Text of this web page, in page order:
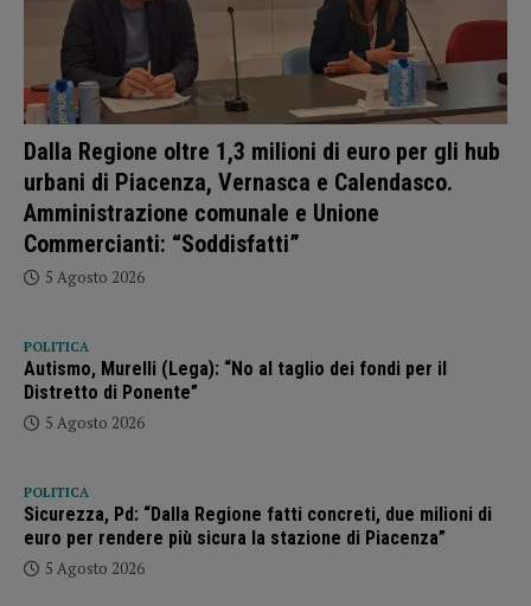
Dalla Regione oltre 1,3 milioni di euro per gli hub
urbani di Piacenza, Vernasca e Calendasco.
Amministrazione comunale e Unione
Commercianti: “Soddisfatti”
5 Agosto 2026
POLITICA
Autismo, Murelli (Lega): “No al taglio dei fondi per il
Distretto di Ponente”
5 Agosto 2026
POLITICA
Sicurezza, Pd: “Dalla Regione fatti concreti, due milioni di
euro per rendere più sicura la stazione di Piacenza”
5 Agosto 2026